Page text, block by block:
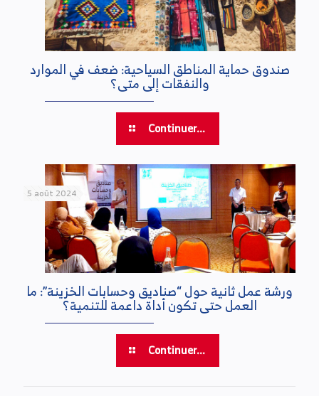
صندوق حماية المناطق السياحية: ضعف في الموارد
والنفقات إلى متى؟
Continuer...
5 août 2024
ورشة عمل ثانية حول “صناديق وحسابات الخزينة”: ما
العمل حتى تكون أداة داعمة للتنمية؟
Continuer...